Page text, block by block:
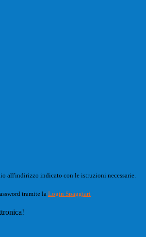
all'indirizzo indicato con le istruzioni necessarie.
tramite la Login Spaggiari